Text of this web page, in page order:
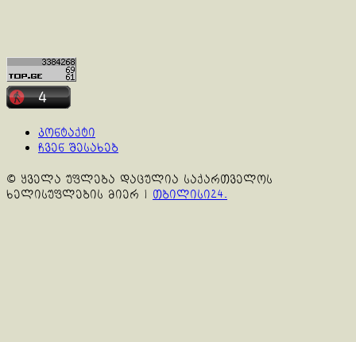
კონტაქტი
ჩვენ შესახებ
© ყველა უფლება დაცულია საქართველოს
ხელისუფლების მიერ | თბილისი24.